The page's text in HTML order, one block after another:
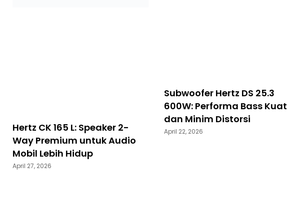
Hertz CK 165 L: Speaker 2-
Way Premium untuk Audio
Mobil Lebih Hidup
April 27, 2026
Subwoofer Hertz DS 25.3
600W: Performa Bass Kuat
dan Minim Distorsi
April 22, 2026